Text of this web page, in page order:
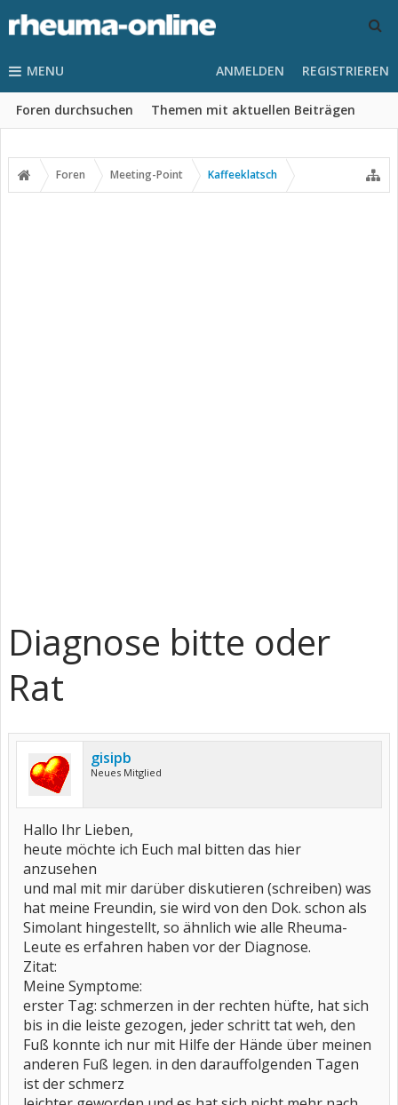
MENU
Foren durchsuchen Themen mit aktuellen Beiträgen
ANMELDEN REGISTRIEREN
Foren Meeting-Point Kaffeeklatsch
Diagnose bitte oder
Rat
gisipb
Neues Mitglied
Hallo Ihr Lieben,
heute möchte ich Euch mal bitten das hier
anzusehen
und mal mit mir darüber diskutieren (schreiben) was
hat meine Freundin, sie wird von den Dok. schon als
Simolant hingestellt, so ähnlich wie alle Rheuma-
Leute es erfahren haben vor der Diagnose.
Zitat:
Meine Symptome:
erster Tag: schmerzen in der rechten hüfte, hat sich
bis in die leiste gezogen, jeder schritt tat weh, den
Fuß konnte ich nur mit Hilfe der Hände über meinen
anderen Fuß legen. in den darauffolgenden Tagen
ist der schmerz